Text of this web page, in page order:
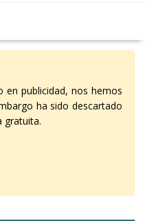
en publicidad, nos hemos
ha sido descartado
gratuita.